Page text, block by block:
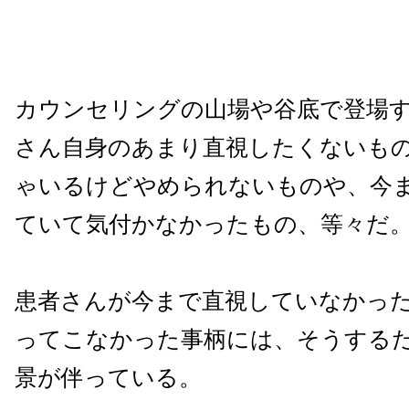
カウンセリングの山場や谷底で登場
さん自身のあまり直視したくないも
ゃいるけどやめられないものや、今
ていて気付かなかったもの、等々だ
患者さんが今まで直視していなかっ
ってこなかった事柄には、そうする
景が伴っている。